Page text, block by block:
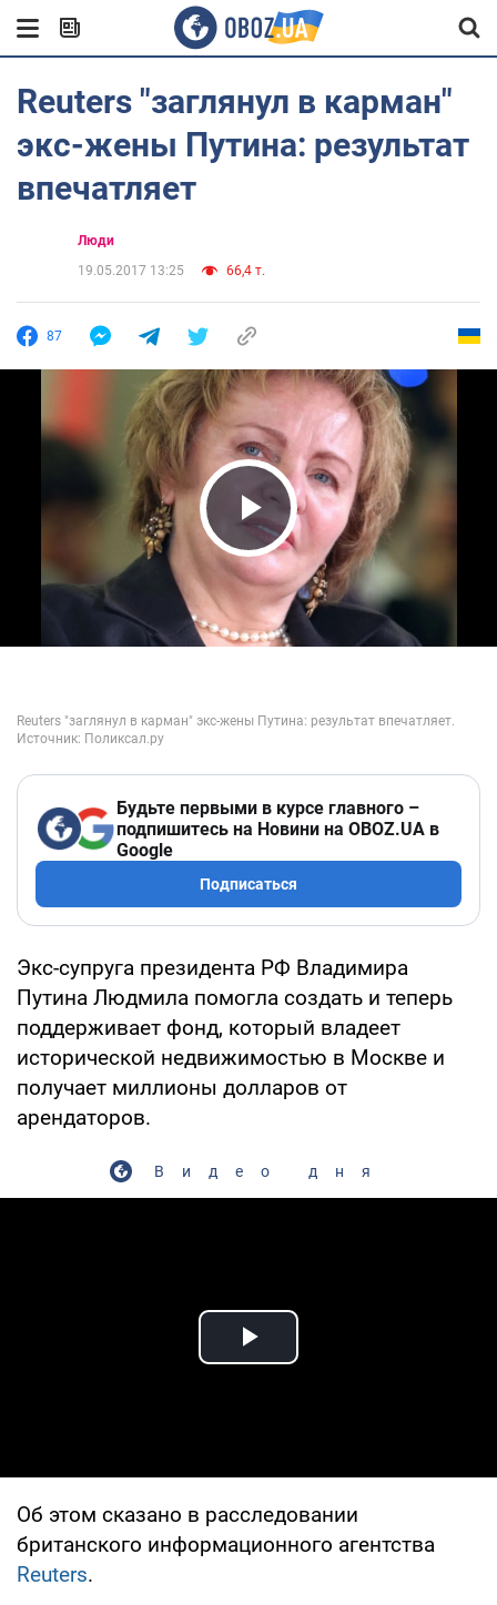
Reuters "заглянул в карман"
экс-жены Путина: результат
впечатляет
Люди
19.05.2017 13:25
66,4 т.
87
Play Video
Будьте первыми в курсе главного –
подпишитесь на Новини на OBOZ.UA в
Google
Подписаться
Экс-супруга президента РФ Владимира
Путина Людмила помогла создать и теперь
поддерживает фонд, который владеет
исторической недвижимостью в Москве и
получает миллионы долларов от
арендаторов.
Видео дня
Play Video
Об этом сказано в расследовании
британского информационного агентства
Reuters.